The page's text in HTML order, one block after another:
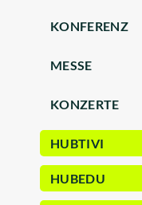
KONFERENZ
MESSE
KONZERTE
HUBTIVI
HUBEDU